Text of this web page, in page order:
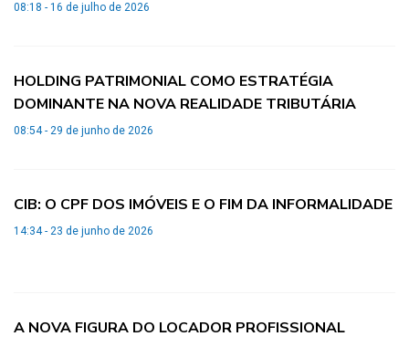
08:18 - 16 de julho de 2026
HOLDING PATRIMONIAL COMO ESTRATÉGIA
DOMINANTE NA NOVA REALIDADE TRIBUTÁRIA
08:54 - 29 de junho de 2026
CIB: O CPF DOS IMÓVEIS E O FIM DA INFORMALIDADE
14:34 - 23 de junho de 2026
A NOVA FIGURA DO LOCADOR PROFISSIONAL